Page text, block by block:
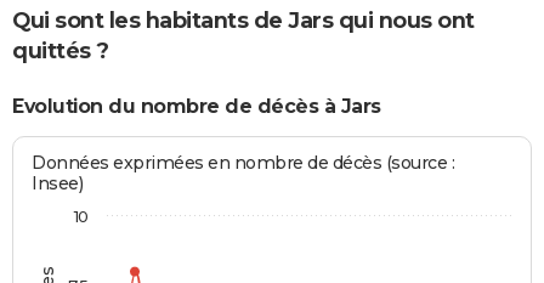
Qui sont les habitants de Jars qui nous ont
quittés ?
Evolution du nombre de décès à Jars
Données exprimées en nombre de décès (source :
Insee)
10